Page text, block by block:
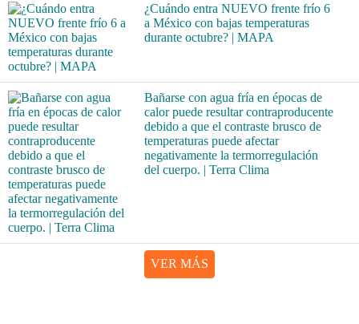
¿Cuándo entra NUEVO frente frío 6
a México con bajas temperaturas
durante octubre? | MAPA
Bañarse con agua fría en épocas de
calor puede resultar contraproducente
debido a que el contraste brusco de
temperaturas puede afectar
negativamente la termorregulación
del cuerpo. | Terra Clima
VER MÁS